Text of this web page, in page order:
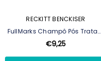
RECKITT BENCKISER
FullMarks Champô Pós Tratam
Piolhos 150ml
€9,25